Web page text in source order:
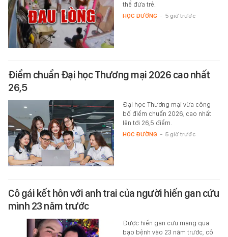
thể đứa trẻ.
HỌC ĐƯỜNG - 5 giờ trước
Điểm chuẩn Đại học Thương mại 2026 cao nhất
26,5
Đại học Thương mại vừa công
bố điểm chuẩn 2026, cao nhất
lên tới 26,5 điểm.
HỌC ĐƯỜNG - 5 giờ trước
Cô gái kết hôn với anh trai của người hiến gan cứu
mình 23 năm trước
Được hiến gan cứu mạng qua
bạo bệnh vào 23 năm trước, cô